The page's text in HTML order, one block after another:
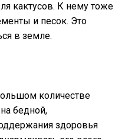
кактусов. К нему тоже
и песок. Это
в земле.
количестве
бедной,
здоровья